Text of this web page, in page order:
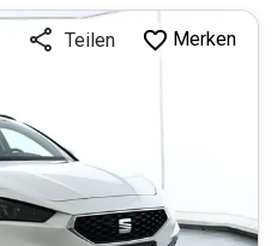
Teilen Merken